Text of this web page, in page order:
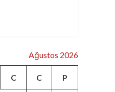
Ağustos 2026
C C P